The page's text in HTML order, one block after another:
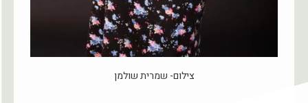
צילום- שמרית שולמן